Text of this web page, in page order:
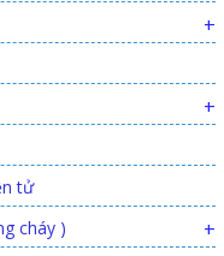
+
+
tử
cháy )
+